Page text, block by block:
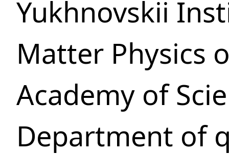
Yukhnovskii
Matter Physics
Academy of
Department of